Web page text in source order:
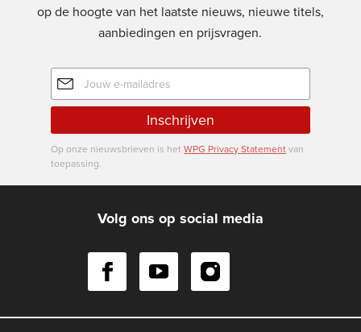
op de hoogte van het laatste nieuws, nieuwe titels,
aanbiedingen en prijsvragen.
E-
mailadres
Inschrijven
Op onze nieuwsbrieven is hetWPG Privacy Statementvan
toepassing.
Volg ons op social media